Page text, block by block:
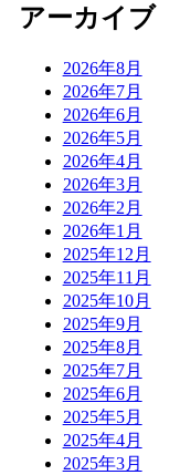
アーカイブ
2026年8月
2026年7月
2026年6月
2026年5月
2026年4月
2026年3月
2026年2月
2026年1月
2025年12月
2025年11月
2025年10月
2025年9月
2025年8月
2025年7月
2025年6月
2025年5月
2025年4月
2025年3月